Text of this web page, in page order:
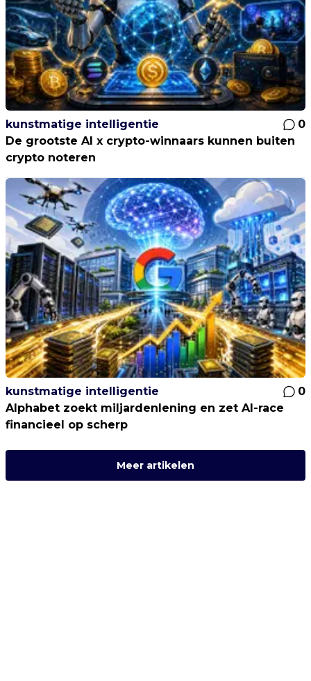
kunstmatige intelligentie
0
De grootste AI x crypto-winnaars kunnen buiten
crypto noteren
kunstmatige intelligentie
0
Alphabet zoekt miljardenlening en zet AI-race
financieel op scherp
Meer artikelen